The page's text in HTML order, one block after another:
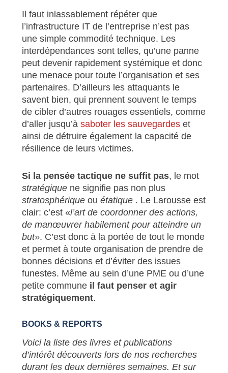
Il faut inlassablement répéter que
l’infrastructure IT de l’entreprise n’est pas
une simple commodité technique. Les
interdépendances sont telles, qu’une panne
peut devenir rapidement systémique et donc
une menace pour toute l’organisation et ses
partenaires. D’ailleurs les attaquants le
savent bien, qui prennent souvent le temps
de cibler d’autres rouages essentiels, comme
d’aller jusqu’à saboter les sauvegardeset
ainsi de détruire également la capacité de
résilience de leurs victimes.
Si la pensée tactique ne suffit pas, le mot
stratégiquene signifie pas non plus
stratosphérique ou étatique. Le Larousse est
clair: c’est «l’art de coordonner des actions,
de manœuvrer habilement pour atteindre un
but». C’est donc à la portée de tout le monde
et permet à toute organisation de prendre de
bonnes décisions et d’éviter des issues
funestes. Même au sein d’une PME ou d’une
petite commune il faut penser et agir
stratégiquement.
BOOKS & REPORTS
Voici la liste des livres et publications
d’intérêt découverts lors de nos recherches
durant les deux dernières semaines. Et sur